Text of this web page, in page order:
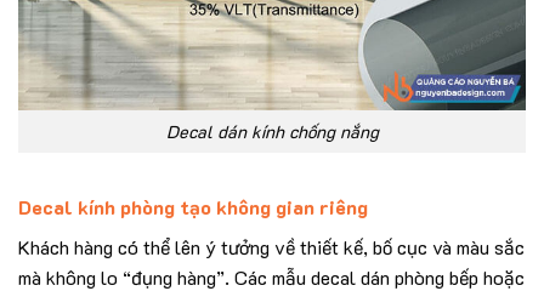
Decal dán kính chống nắng
Decal kính phòng tạo không gian riêng
Khách hàng có thể lên ý tưởng về thiết kế, bố cục và màu sắc
mà không lo “đụng hàng”. Các mẫu decal dán phòng bếp hoặc